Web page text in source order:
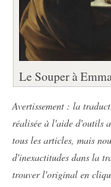
Le Souper à
Avertissement : la
réalisée à l'aide d'outils
tous les articles, mais
d'inexactitudes dans la
trouver l'original en